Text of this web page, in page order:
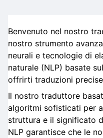
Benvenuto nel nostro
nostro strumento
neurali e tecnologie di
naturale (NLP) basate
offrirti traduzioni
Il nostro traduttore
algoritmi sofisticati per
struttura e il significato
NLP garantisce che le